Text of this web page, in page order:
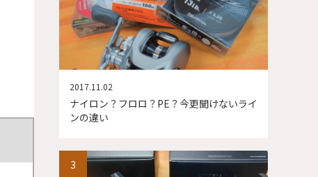
ナイロン？フロロ？PE？今更聞けないライ
ンの違い
2017.11.02